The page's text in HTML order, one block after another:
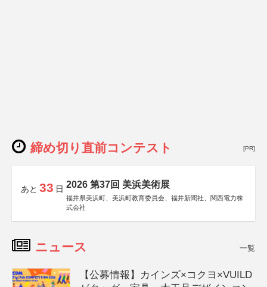
締め切り直前コンテスト [PR]
あと 33 日 2026 第37回 美浜美術展
福井県美浜町、美浜町教育委員会、福井新聞社、関西電力株
式会社
ニュース 一覧
【公募情報】カインズ×コクヨ×VUILD